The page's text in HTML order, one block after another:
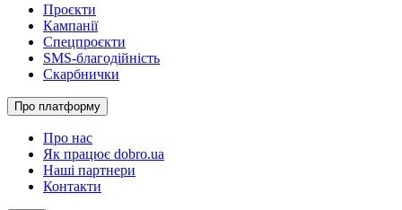
Проєкти
Кампанії
Спецпроєкти
SMS-благодійність
Скарбнички
Про платформу
Про нас
Як працює dobro.ua
Наші партнери
Контакти